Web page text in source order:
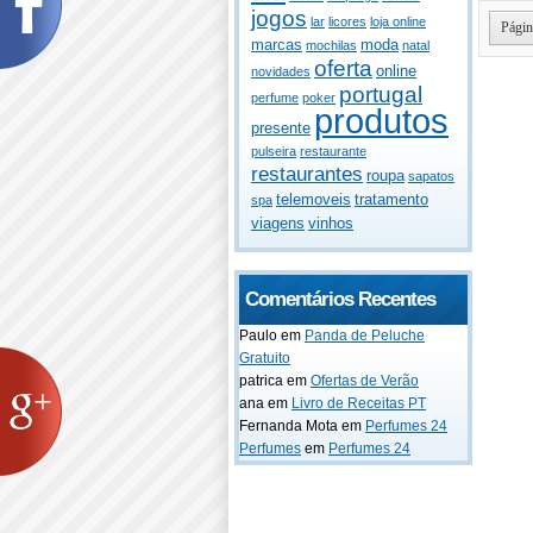
jogos lar licores loja online
marcas mochilas moda natal
novidades oferta online
perfume poker portugal
presente produtos
pulseira restaurante
restaurantes roupa sapatos
spa telemoveis tratamento
viagens vinhos
Comentários Recentes
Paulo em Panda de Peluche
Gratuito
patrica em Ofertas de Verão
ana em Livro de Receitas PT
Fernanda Mota em Perfumes 24
Perfumes em Perfumes 24